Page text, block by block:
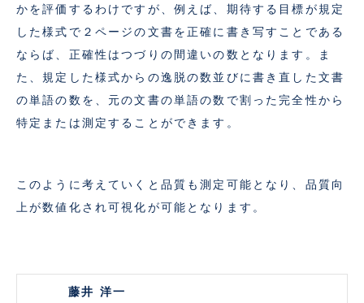
かを評価するわけですが、例えば、期待する目標が規定
した様式で２ページの文書を正確に書き写すことである
ならば、正確性はつづりの間違いの数となります。ま
た、規定した様式からの逸脱の数並びに書き直した文書
の単語の数を、元の文書の単語の数で割った完全性から
特定または測定することができます。
このように考えていくと品質も測定可能となり、品質向
上が数値化され可視化が可能となります。
藤井 洋一